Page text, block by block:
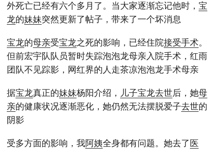
外死亡已经有六个多月了。当大家逐渐忘记他时， 宝
龙的妹妹突然更新了帖子，带来了一个坏消息
宝龙的母亲受宝龙之死的影响，已经住院接受手术。
但前宏宇队队员暂时失踪泡泡龙母亲入院手术，红雨
团队不见踪影，网红界的人走茶凉泡泡龙手术母亲
据宝龙真正的妹妹杨阳介绍， 儿子宝龙去世后，她母
亲的健康状况逐渐恶化，她仍然无法摆脱爱子去世的
阴影
受多方面的影响，我阿姨全身都有问题。她去了医